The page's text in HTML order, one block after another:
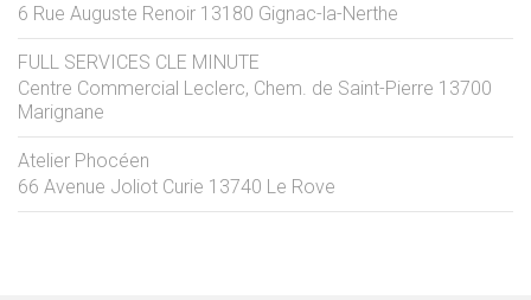
6 Rue Auguste Renoir 13180 Gignac-la-Nerthe
FULL SERVICES CLE MINUTE
Centre Commercial Leclerc, Chem. de Saint-Pierre 13700
Marignane
Atelier Phocéen
66 Avenue Joliot Curie 13740 Le Rove